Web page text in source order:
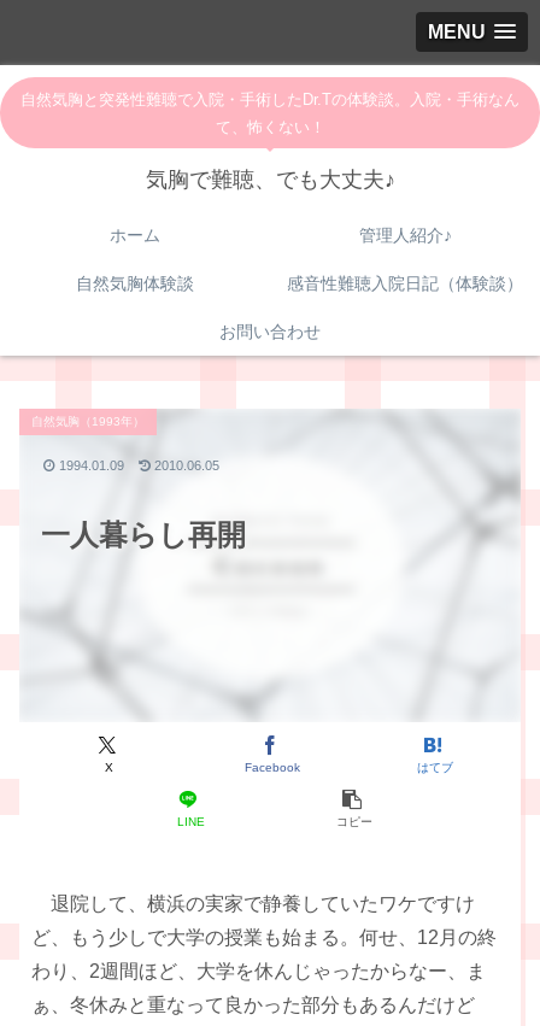
MENU
自然気胸と突発性難聴で入院・手術したDr.Tの体験談。入院・手術なん
て、怖くない！
気胸で難聴、でも大丈夫♪
ホーム 管理人紹介♪
自然気胸体験談 感音性難聴入院日記（体験談）
お問い合わせ
一人暮らし再開
自然気胸（1993年）
X Facebook はてブ
LINE コピー
1994.01.09 2010.06.05
退院して、横浜の実家で静養していたワケですけ
ど、もう少しで大学の授業も始まる。何せ、12月の終
わり、2週間ほど、大学を休んじゃったからなー、ま
ぁ、冬休みと重なって良かった部分もあるんだけど